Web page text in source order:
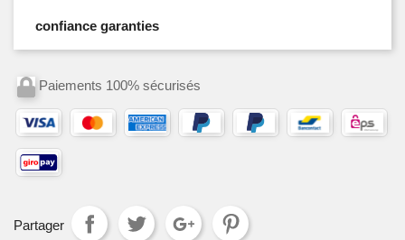
confiance garanties
Paiements 100% sécurisés
Partager